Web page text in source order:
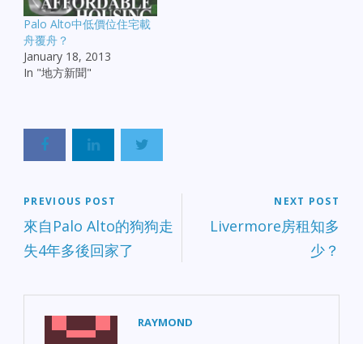
Palo Alto中低價位住宅載
舟覆舟？
January 18, 2013
In "地方新聞"
PREVIOUS POST
來自Palo Alto的狗狗走
失4年多後回家了
NEXT POST
Livermore房租知多
少？
RAYMOND